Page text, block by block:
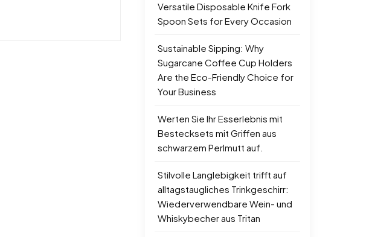
Versatile Disposable Knife Fork
Spoon Sets for Every Occasion
Sustainable Sipping: Why
Sugarcane Coffee Cup Holders
Are the Eco-Friendly Choice for
Your Business
Werten Sie Ihr Esserlebnis mit
Bestecksets mit Griffen aus
schwarzem Perlmutt auf.
Stilvolle Langlebigkeit trifft auf
alltagstaugliches Trinkgeschirr:
Wiederverwendbare Wein- und
Whiskybecher aus Tritan